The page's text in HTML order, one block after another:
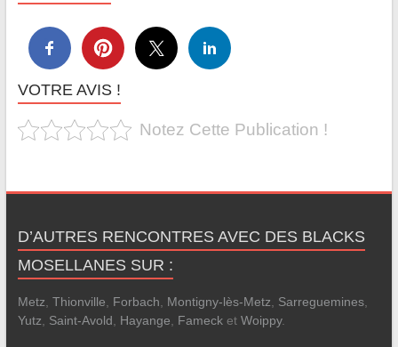
VOTRE AVIS !
Notez Cette Publication !
D’AUTRES RENCONTRES AVEC DES BLACKS
MOSELLANES SUR :
Metz Thionville Forbach Montigny-lès-Metz Sarreguemines,
Yutz
Saint-Avold Hayange Famecket Woippy.